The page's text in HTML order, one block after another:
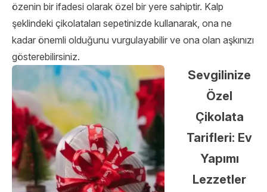
özenin bir ifadesi olarak özel bir yere sahiptir. Kalp
şeklindeki çikolataları sepetinizde kullanarak, ona ne
kadar önemli olduğunu vurgulayabilir ve ona olan aşkınızı
gösterebilirsiniz.
Sevgilinize
Özel
Çikolata
Tarifleri: Ev
Yapımı
Lezzetler